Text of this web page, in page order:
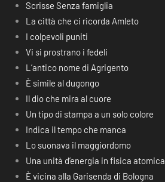
Scrisse Senza famiglia
La città che ci ricorda Amleto
I colpevoli puniti
Vi si prostrano i fedeli
L’antico nome di Agrigento
È simile al dugongo
Il dio che mira al cuore
Un tipo di stampa a un solo colore
Indica il tempo che manca
Lo suonava il maggiordomo
Una unità d’energia in fisica atomica
È vicina alla Garisenda di Bologna